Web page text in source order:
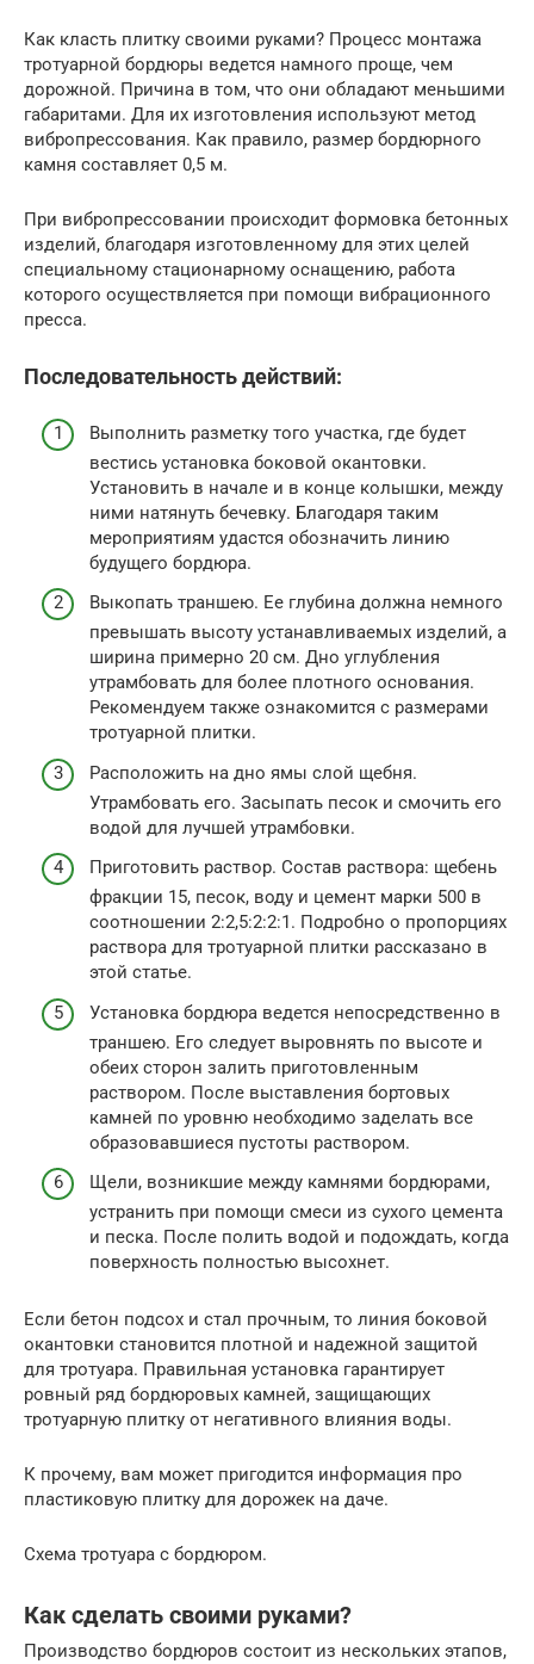
Как класть плитку своими руками? Процесс монтажа
тротуарной бордюры ведется намного проще, чем
дорожной. Причина в том, что они обладают меньшими
габаритами. Для их изготовления используют метод
вибропрессования. Как правило, размер бордюрного
камня составляет 0,5 м.
При вибропрессовании происходит формовка бетонных
изделий, благодаря изготовленному для этих целей
специальному стационарному оснащению, работа
которого осуществляется при помощи вибрационного
пресса.
Последовательность действий:
Выполнить разметку того участка, где будет
вестись установка боковой окантовки.
Установить в начале и в конце колышки, между
ними натянуть бечевку. Благодаря таким
мероприятиям удастся обозначить линию
будущего бордюра.
Выкопать траншею. Ее глубина должна немного
превышать высоту устанавливаемых изделий, а
ширина примерно 20 см. Дно углубления
утрамбовать для более плотного основания.
Рекомендуем также ознакомится с размерами
тротуарной плитки.
Расположить на дно ямы слой щебня.
Утрамбовать его. Засыпать песок и смочить его
водой для лучшей утрамбовки.
Приготовить раствор. Состав раствора: щебень
фракции 15, песок, воду и цемент марки 500 в
соотношении 2:2,5:2:2:1. Подробно о пропорциях
раствора для тротуарной плитки рассказано в
этой статье.
Установка бордюра ведется непосредственно в
траншею. Его следует выровнять по высоте и
обеих сторон залить приготовленным
раствором. После выставления бортовых
камней по уровню необходимо заделать все
образовавшиеся пустоты раствором.
Щели, возникшие между камнями бордюрами,
устранить при помощи смеси из сухого цемента
и песка. После полить водой и подождать, когда
поверхность полностью высохнет.
Если бетон подсох и стал прочным, то линия боковой
окантовки становится плотной и надежной защитой
для тротуара. Правильная установка гарантирует
ровный ряд бордюровых камней, защищающих
тротуарную плитку от негативного влияния воды.
К прочему, вам может пригодится информация про
пластиковую плитку для дорожек на даче.
Схема тротуара с бордюром.
Как сделать своими руками?
Производство бордюров состоит из нескольких этапов,